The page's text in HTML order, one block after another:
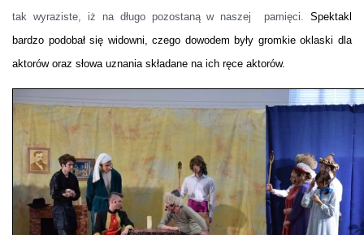
tak wyraziste, iż na długo pozostaną w naszej pamięci. Spektakl
bardzo podobał się widowni, czego dowodem były gromkie oklaski dla
aktorów oraz słowa uznania składane na ich ręce aktorów.